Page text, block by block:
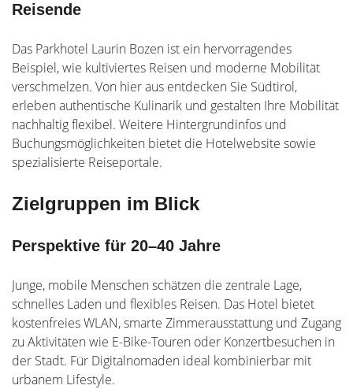
Reisende
Das Parkhotel Laurin Bozen ist ein hervorragendes
Beispiel, wie kultiviertes Reisen und moderne Mobilität
verschmelzen. Von hier aus entdecken Sie Südtirol,
erleben authentische Kulinarik und gestalten Ihre Mobilität
nachhaltig flexibel. Weitere Hintergrundinfos und
Buchungsmöglichkeiten bietet die Hotelwebsite sowie
spezialisierte Reiseportale.
Zielgruppen im Blick
Perspektive für 20–40 Jahre
Junge, mobile Menschen schätzen die zentrale Lage,
schnelles Laden und flexibles Reisen. Das Hotel bietet
kostenfreies WLAN, smarte Zimmerausstattung und Zugang
zu Aktivitäten wie E-Bike-Touren oder Konzertbesuchen in
der Stadt. Für Digitalnomaden ideal kombinierbar mit
urbanem Lifestyle.